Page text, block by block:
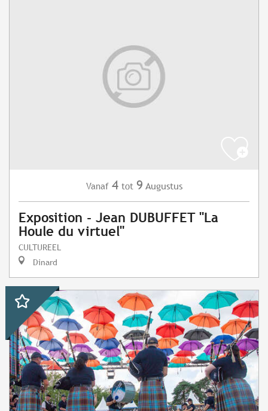
Vanaf 4 tot 9 Augustus
Exposition - Jean DUBUFFET "La
Houle du virtuel"
CULTUREEL
Dinard